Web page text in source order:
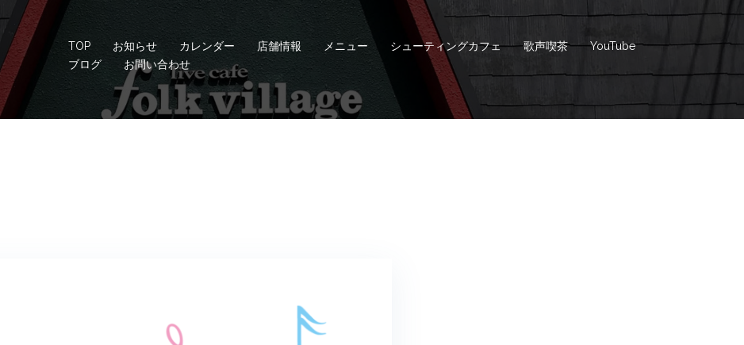
TOP お知らせ カレンダー 店舗情報 メニュー シューティングカフェ 歌声喫茶
YouTube
ブログ
お問い合わせ